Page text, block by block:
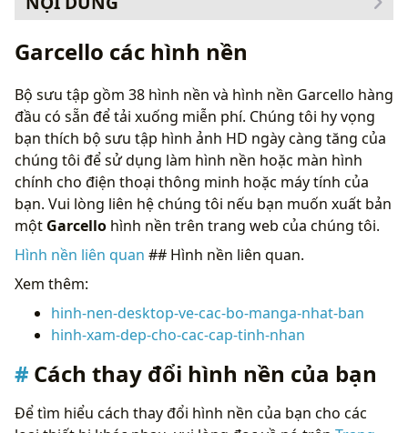
Garcello các hình nền
Bộ sưu tập gồm 38 hình nền và hình nền Garcello hàng
đầu có sẵn để tải xuống miễn phí. Chúng tôi hy vọng
bạn thích bộ sưu tập hình ảnh HD ngày càng tăng của
chúng tôi để sử dụng làm hình nền hoặc màn hình
chính cho điện thoại thông minh hoặc máy tính của
bạn. Vui lòng liên hệ chúng tôi nếu bạn muốn xuất bản
một Garcello hình nền trên trang web của chúng tôi.
Hình nền liên quan ## Hình nền liên quan.
Xem thêm:
hinh-nen-desktop-ve-cac-bo-manga-nhat-ban
hinh-xam-dep-cho-cac-cap-tinh-nhan
Cách thay đổi hình nền của bạn
Để tìm hiểu cách thay đổi hình nền của bạn cho các